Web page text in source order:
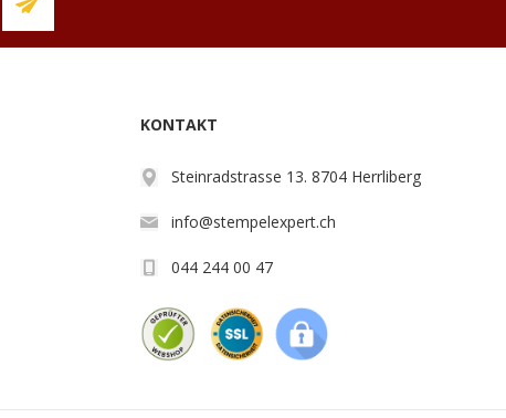
KONTAKT
Steinradstrasse 13. 8704 Herrliberg
info@stempelexpert.ch
044 244 00 47